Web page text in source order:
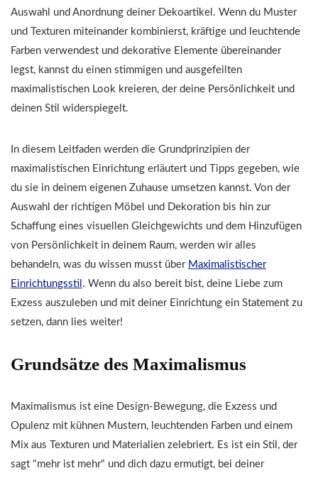
Auswahl und Anordnung deiner Dekoartikel. Wenn du Muster
und Texturen miteinander kombinierst, kräftige und leuchtende
Farben verwendest und dekorative Elemente übereinander
legst, kannst du einen stimmigen und ausgefeilten
maximalistischen Look kreieren, der deine Persönlichkeit und
deinen Stil widerspiegelt.
In diesem Leitfaden werden die Grundprinzipien der
maximalistischen Einrichtung erläutert und Tipps gegeben, wie
du sie in deinem eigenen Zuhause umsetzen kannst. Von der
Auswahl der richtigen Möbel und Dekoration bis hin zur
Schaffung eines visuellen Gleichgewichts und dem Hinzufügen
von Persönlichkeit in deinem Raum, werden wir alles
behandeln, was du wissen musst über Maximalistischer
Einrichtungsstil . Wenn du also bereit bist, deine Liebe zum
Exzess auszuleben und mit deiner Einrichtung ein Statement zu
setzen, dann lies weiter!
Grundsätze des Maximalismus
Maximalismus ist eine Design-Bewegung, die Exzess und
Opulenz mit kühnen Mustern, leuchtenden Farben und einem
Mix aus Texturen und Materialien zelebriert. Es ist ein Stil, der
sagt "mehr ist mehr" und dich dazu ermutigt, bei deiner